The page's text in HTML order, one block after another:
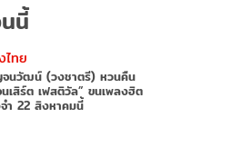
นี้
ไทย
นวัฒน์ (วงชาตรี) หวนคืน
เสิร์ต เฟสติวัล” ขนเพลงฮิต
ำ 22 สิงหาคมนี้